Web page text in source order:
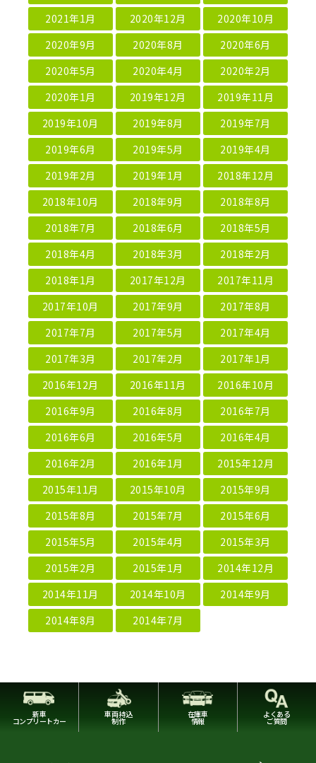
2021年1月
2020年12月
2020年10月
2020年9月
2020年8月
2020年6月
2020年5月
2020年4月
2020年2月
2020年1月
2019年12月
2019年11月
2019年10月
2019年8月
2019年7月
2019年6月
2019年5月
2019年4月
2019年2月
2019年1月
2018年12月
2018年10月
2018年9月
2018年8月
2018年7月
2018年6月
2018年5月
2018年4月
2018年3月
2018年2月
2018年1月
2017年12月
2017年11月
2017年10月
2017年9月
2017年8月
2017年7月
2017年5月
2017年4月
2017年3月
2017年2月
2017年1月
2016年12月
2016年11月
2016年10月
2016年9月
2016年8月
2016年7月
2016年6月
2016年5月
2016年4月
2016年2月
2016年1月
2015年12月
2015年11月
2015年10月
2015年9月
2015年8月
2015年7月
2015年6月
2015年5月
2015年4月
2015年3月
2015年2月
2015年1月
2014年12月
2014年11月
2014年10月
2014年9月
2014年8月
2014年7月
新車
コンプリートカー
車両持込
制作
在庫車
情報
よくある
ご質問